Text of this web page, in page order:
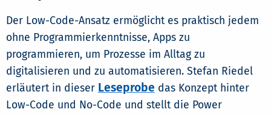
Der Low-Code-Ansatz ermöglicht es praktisch jedem
ohne Programmierkenntnisse, Apps zu
programmieren, um Prozesse im Alltag zu
digitalisieren und zu automatisieren. Stefan Riedel
erläutert in dieser Leseprobe das Konzept hinter
Low-Code und No-Code und stellt die Power